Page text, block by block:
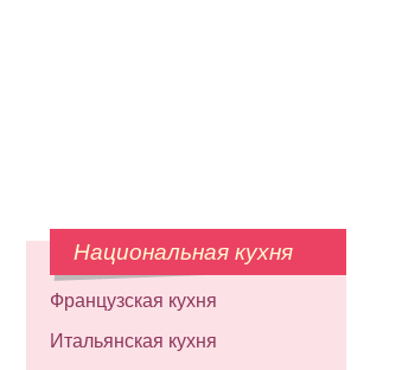
Национальная кухня
Французская кухня
Итальянская кухня